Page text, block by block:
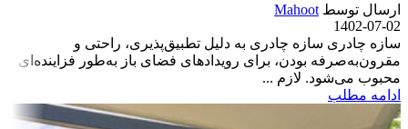
ارسال توسط Mahoot
1402-07-02
سازه چادری سازه‌ چادری به دلیل تطبیق‌پذیری، راحتی و
مقرون‌به‌صرفه بودن، برای رویداد‌های فضای باز به‌طور فزاینده‌ای
محبوب می‌شود. لازم ...
ادامه مطلب